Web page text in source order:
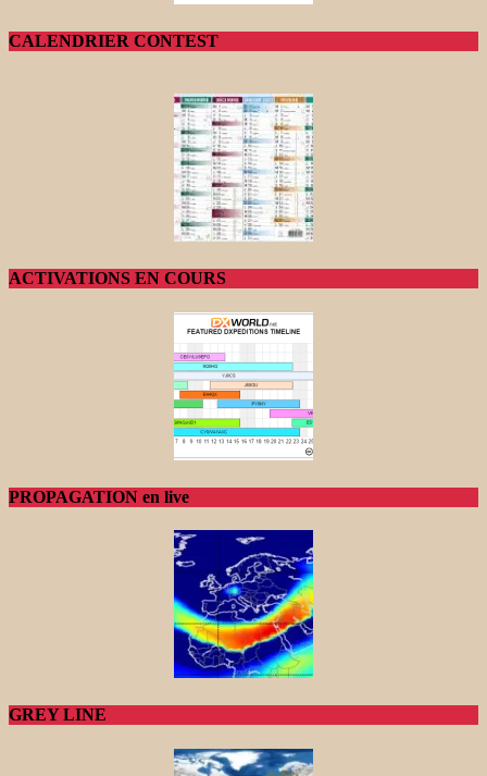
CALENDRIER CONTEST
ACTIVATIONS EN COURS
PROPAGATION en live
GREY LINE